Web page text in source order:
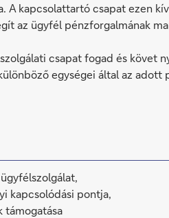
A kapcsolattartó csapat ezen
az ügyfél pénzforgalmának
csapat fogad és követ
egységei által az
kapcsolódási pontja,
támogatása